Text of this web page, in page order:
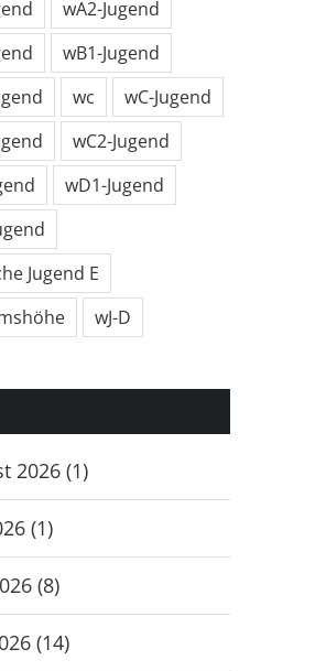
wA2-Jugend
wB1-Jugend
wc
wC-Jugend
wC2-Jugend
wD1-Jugend
Jugend E
wJ-D
2026 (1)
(1)
(8)
(14)